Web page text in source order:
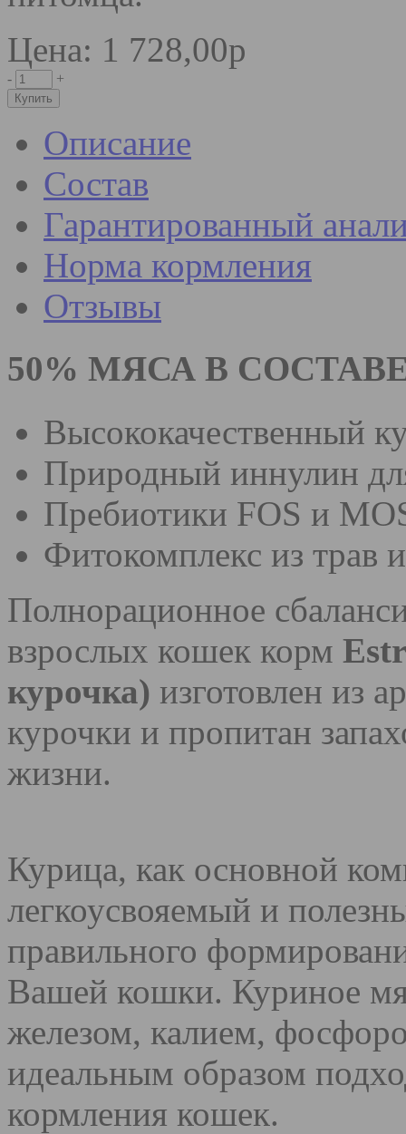
Цена: 1 728,00р
- +
Описание
Состав
Гарантированный
Норма кормления
Отзывы
50% МЯСА В
Высококачественный
Природный иннулин
Пребиотики FOS и
Фитокомплекс из трав
Полнорационное
взрослых кошек корм
курочка) изготовлен из
курочки и пропитан
жизни.
Курица, как основной
легкоусвояемый и
правильного
Вашей кошки. Куриное
железом, калием,
идеальным образом
кормления кошек.